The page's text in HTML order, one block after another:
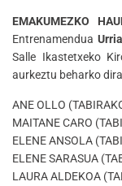
EMAKUMEZKO
Entrenamendua
Salle Ikastetxeko
aurkeztu beharko
ANE OLLO
MAITANE CARO
ELENE ANSOLA
ELENE SARASUA
LAURA ALDEKOA